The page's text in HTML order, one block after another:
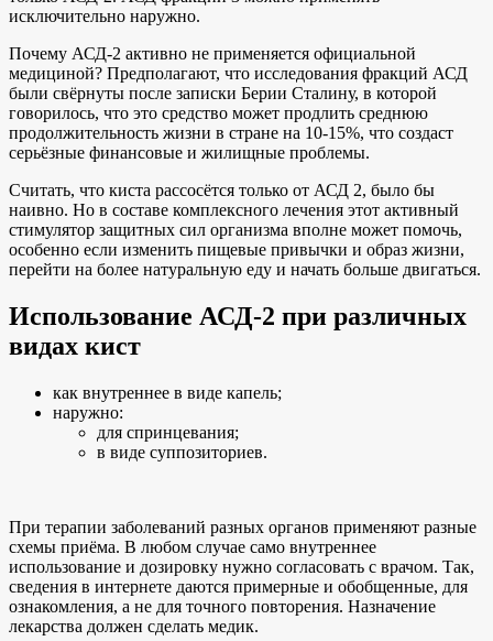
исключительно наружно.
Почему АСД-2 активно не применяется официальной
медициной? Предполагают, что исследования фракций АСД
были свёрнуты после записки Берии Сталину, в которой
говорилось, что это средство может продлить среднюю
продолжительность жизни в стране на 10-15%, что создаст
серьёзные финансовые и жилищные проблемы.
Считать, что киста рассосётся только от АСД 2, было бы
наивно. Но в составе комплексного лечения этот активный
стимулятор защитных сил организма вполне может помочь,
особенно если изменить пищевые привычки и образ жизни,
перейти на более натуральную еду и начать больше двигаться.
Использование АСД-2 при различных
видах кист
как внутреннее в виде капель;
наружно:
для спринцевания;
в виде суппозиториев.
При терапии заболеваний разных органов применяют разные
схемы приёма. В любом случае само внутреннее
использование и дозировку нужно согласовать с врачом. Так,
сведения в интернете даются примерные и обобщенные, для
ознакомления, а не для точного повторения. Назначение
лекарства должен сделать медик.